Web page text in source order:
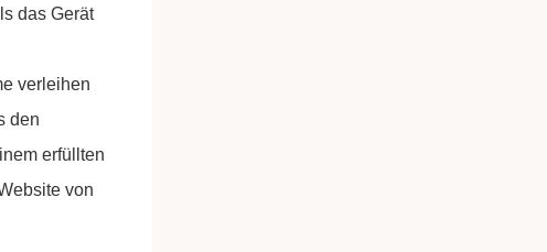
das Gerät
verleihen
den
erfüllten
von